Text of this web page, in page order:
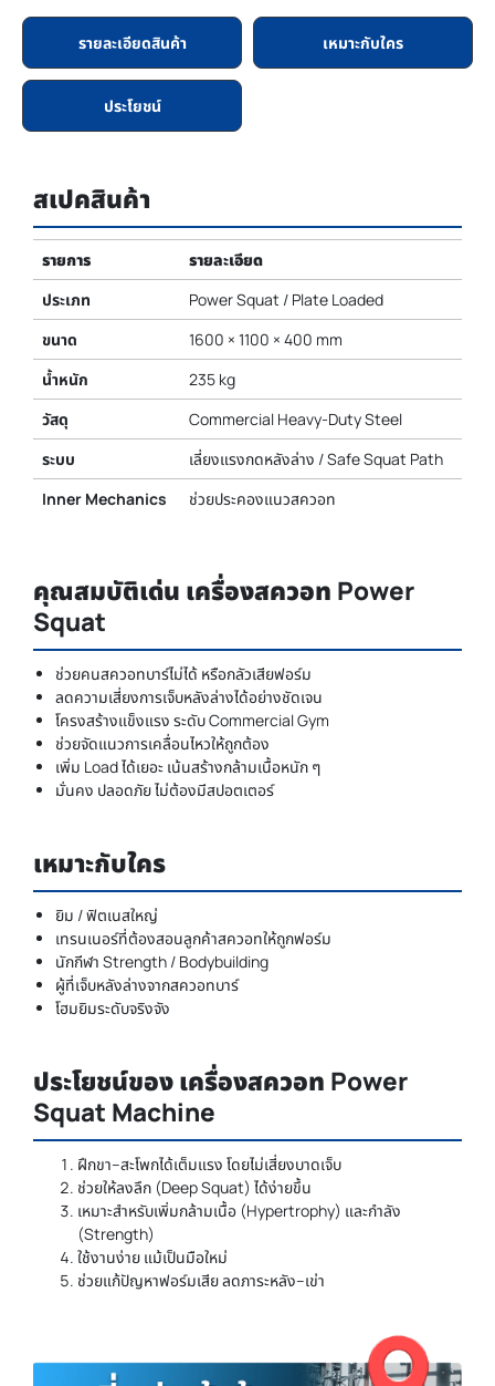
รายละเอียดสินค้า เหมาะกับใคร
ประโยชน์
สเปคสินค้า
รายการ
รายละเอียด
ประเภท
Power Squat / Plate Loaded
ขนาด
1600 × 1100 × 400 mm
น้ำหนัก
235 kg
วัสดุ
Commercial Heavy-Duty Steel
ระบบ
เลี่ยงแรงกดหลังล่าง / Safe Squat Path
Inner Mechanics
ช่วยประคองแนวสควอท
คุณสมบัติเด่น เครื่องสควอท Power
Squat
ช่วยคนสควอทบาร์ไม่ได้ หรือกลัวเสียฟอร์ม
ลดความเสี่ยงการเจ็บหลังล่างได้อย่างชัดเจน
โครงสร้างแข็งแรง ระดับ Commercial Gym
ช่วยจัดแนวการเคลื่อนไหวให้ถูกต้อง
เพิ่ม Load ได้เยอะ เน้นสร้างกล้ามเนื้อหนัก ๆ
มั่นคง ปลอดภัย ไม่ต้องมีสปอตเตอร์
เหมาะกับใคร
ยิม / ฟิตเนสใหญ่
เทรนเนอร์ที่ต้องสอนลูกค้าสควอทให้ถูกฟอร์ม
นักกีฬา Strength / Bodybuilding
ผู้ที่เจ็บหลังล่างจากสควอทบาร์
โฮมยิมระดับจริงจัง
ประโยชน์ของ เครื่องสควอท Power
Squat Machine
ฝึกขา–สะโพกได้เต็มแรง โดยไม่เสี่ยงบาดเจ็บ
ช่วยให้ลงลึก (Deep Squat) ได้ง่ายขึ้น
เหมาะสำหรับเพิ่มกล้ามเนื้อ (Hypertrophy) และกำลัง
(Strength)
ใช้งานง่าย แม้เป็นมือใหม่
ช่วยแก้ปัญหาฟอร์มเสีย ลดภาระหลัง–เข่า